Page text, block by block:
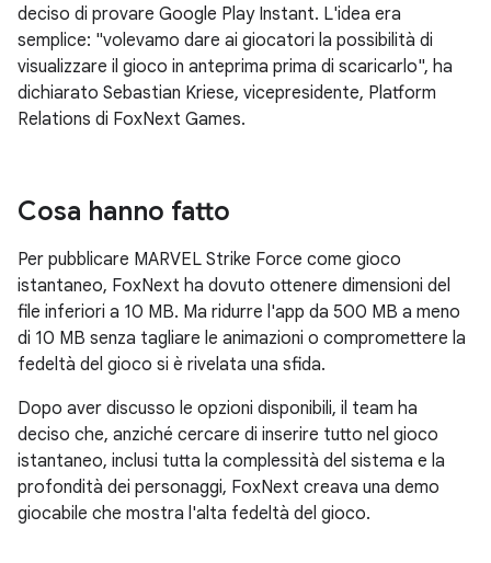
deciso di provare Google Play Instant. L'idea era
semplice: "volevamo dare ai giocatori la possibilità di
visualizzare il gioco in anteprima prima di scaricarlo", ha
dichiarato Sebastian Kriese, vicepresidente, Platform
Relations di FoxNext Games.
Cosa hanno fatto
Per pubblicare MARVEL Strike Force come gioco
istantaneo, FoxNext ha dovuto ottenere dimensioni del
file inferiori a 10 MB. Ma ridurre l'app da 500 MB a meno
di 10 MB senza tagliare le animazioni o compromettere la
fedeltà del gioco si è rivelata una sfida.
Dopo aver discusso le opzioni disponibili, il team ha
deciso che, anziché cercare di inserire tutto nel gioco
istantaneo, inclusi tutta la complessità del sistema e la
profondità dei personaggi, FoxNext creava una demo
giocabile che mostra l'alta fedeltà del gioco.